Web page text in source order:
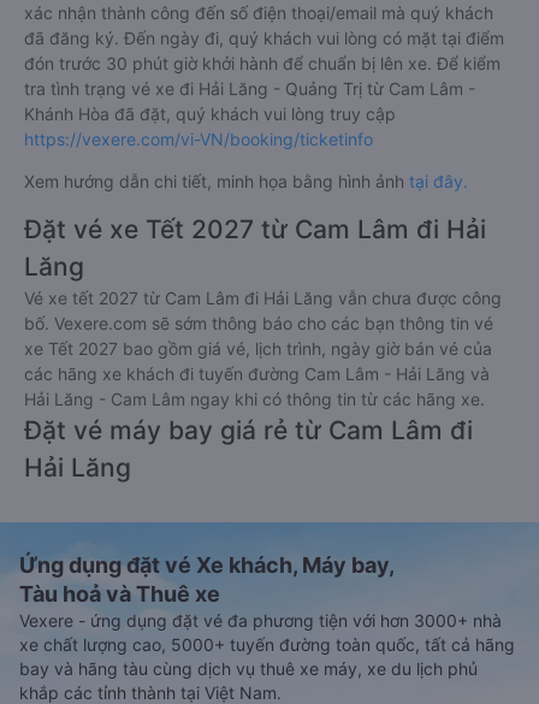
xác nhận thành công đến số điện thoại/email mà quý khách
đã đăng ký. Đến ngày đi, quý khách vui lòng có mặt tại điểm
đón trước 30 phút giờ khởi hành để chuẩn bị lên xe. Để kiểm
tra tình trạng vé xe đi Hải Lăng - Quảng Trị từ Cam Lâm -
Khánh Hòa đã đặt, quý khách vui lòng truy cập
https://vexere.com/vi-VN/booking/ticketinfo
Xem hướng dẫn chi tiết, minh họa bằng hình ảnh tại đây.
Đặt vé xe Tết 2027 từ Cam Lâm đi Hải
Lăng
Vé xe tết 2027 từ Cam Lâm đi Hải Lăng vẫn chưa được công
bố. Vexere.com sẽ sớm thông báo cho các bạn thông tin vé
xe Tết 2027 bao gồm giá vé, lịch trình, ngày giờ bán vé của
các hãng xe khách đi tuyến đường Cam Lâm - Hải Lăng và
Hải Lăng - Cam Lâm ngay khi có thông tin từ các hãng xe.
Đặt vé máy bay giá rẻ từ Cam Lâm đi
Hải Lăng
Ứng dụng đặt vé Xe khách, Máy bay,
Tàu hoả và Thuê xe
Vexere - ứng dụng đặt vé đa phương tiện với hơn 3000+ nhà
xe chất lượng cao, 5000+ tuyến đường toàn quốc, tất cả hãng
bay và hãng tàu cùng dịch vụ thuê xe máy, xe du lịch phủ
khắp các tỉnh thành tại Việt Nam.